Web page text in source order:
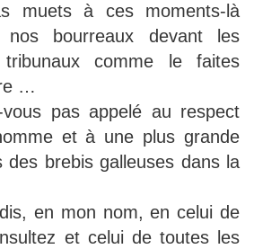
muets à ces moments-là
nos bourreaux devant les
comme le faites
…
vous pas appelé au respect
et à une plus grande
des brebis galleuses dans la
en mon nom, en celui de
et celui de toutes les